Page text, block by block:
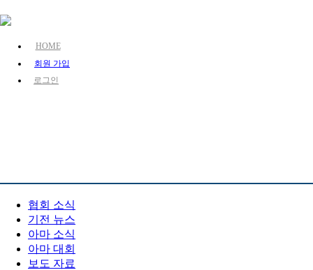
HOME
회원 가입
로그인
협회 소식
기전 뉴스
아마 소식
아마 대회
보도 자료